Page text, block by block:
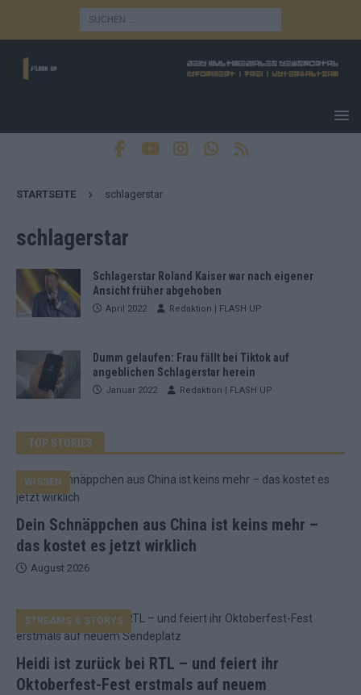
STARTSEITE schlagerstar
schlagerstar
Schlagerstar Roland Kaiser war nach eigener
Ansicht früher abgehoben
April 2022 Redaktion | FLASH UP
Dumm gelaufen: Frau fällt bei Tiktok auf
angeblichen Schlagerstar herein
Januar 2022 Redaktion | FLASH UP
TOP STORIES
Dein Schnäppchen aus China ist keins mehr –
das kostet es jetzt wirklich
WISSEN
August 2026
Heidi ist zurück bei RTL – und feiert ihr
Oktoberfest-Fest erstmals auf neuem
STREAMS & STORYS